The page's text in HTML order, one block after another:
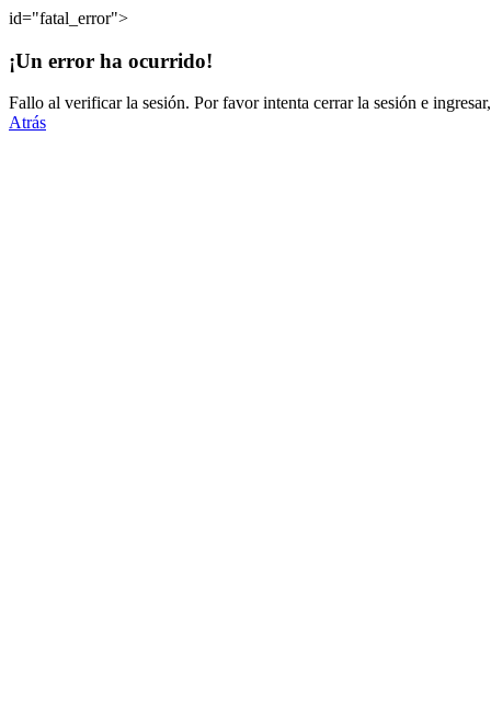
id="fatal_error">
¡Un error ha ocurrido!
Fallo al verificar la sesión. Por favor intenta cerrar la sesión e
Atrás